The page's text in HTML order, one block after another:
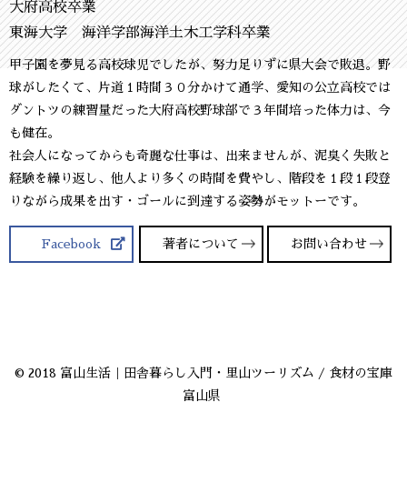
大府高校卒業
東海大学 海洋学部海洋土木工学科卒業
甲子園を夢見る高校球児でしたが、努力足りずに県大会で敗退。野
球がしたくて、片道１時間３０分かけて通学、愛知の公立高校では
ダントツの練習量だった大府高校野球部で３年間培った体力は、今
も健在。
社会人になってからも奇麗な仕事は、出来ませんが、泥臭く失敗と
経験を繰り返し、他人より多くの時間を費やし、階段を１段１段登
りながら成果を出す・ゴールに到達する姿勢がモットーです。
Facebook 著者について お問い合わせ
© 2018 富山生活｜田舎暮らし入門・里山ツーリズム / 食材の宝庫
富山県